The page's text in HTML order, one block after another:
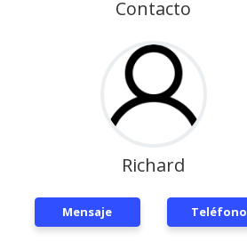
Contacto
Richard
Mensaje Teléfono